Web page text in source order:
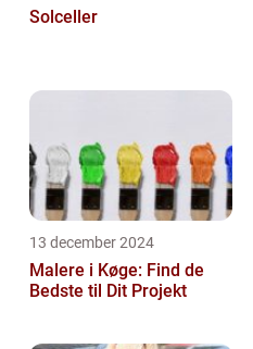
Solceller
13 december 2024
Malere i Køge: Find de
Bedste til Dit Projekt